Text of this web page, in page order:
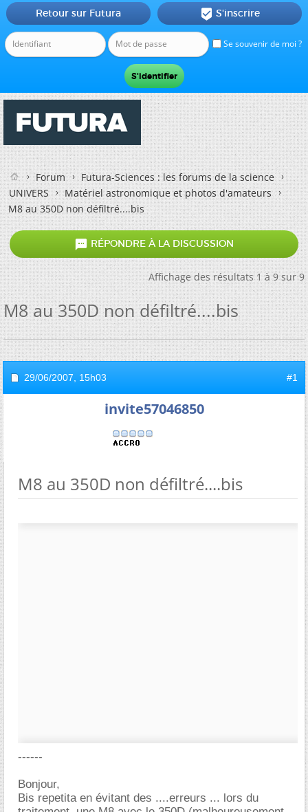
Se souvenir de moi ?
Retour sur Futura  S'inscrire
Forum
Futura-Sciences : les forums de la science
UNIVERS
Matériel astronomique et photos d'amateurs
M8 au 350D non défiltré....bis
 RÉPONDRE À LA DISCUSSION
Affichage des résultats 1 à 9 sur 9
M8 au 350D non défiltré....bis
29/06/2007, 15h03 #1
invite57046850
M8 au 350D non défiltré....bis
------
Bonjour,
Bis repetita en évitant des ....erreurs ... lors du